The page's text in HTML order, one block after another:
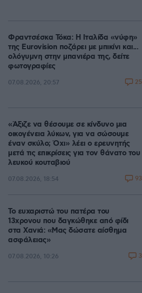
Φραντσέσκα Τόκα: Η Ιταλίδα «νύφη»
της Eurovision ποζάρει με μπικίνι και...
ολόγυμνη στην μπανιέρα της, δείτε
φωτογραφίες
07.08.2026, 20:57 25
«Άξιζε να θέσουμε σε κίνδυνο μια
οικογένεια λύκων, για να σώσουμε
έναν σκύλο; Όχι» λέει ο ερευνητής
μετά τις επικρίσεις για τον θάνατο του
λευκού κουταβιού
07.08.2026, 18:54 93
Το ευχαριστώ του πατέρα του
13χρονου που δαγκώθηκε από φίδι
στα Χανιά: «Μας δώσατε αίσθημα
ασφάλειας»
07.08.2026, 10:26 3